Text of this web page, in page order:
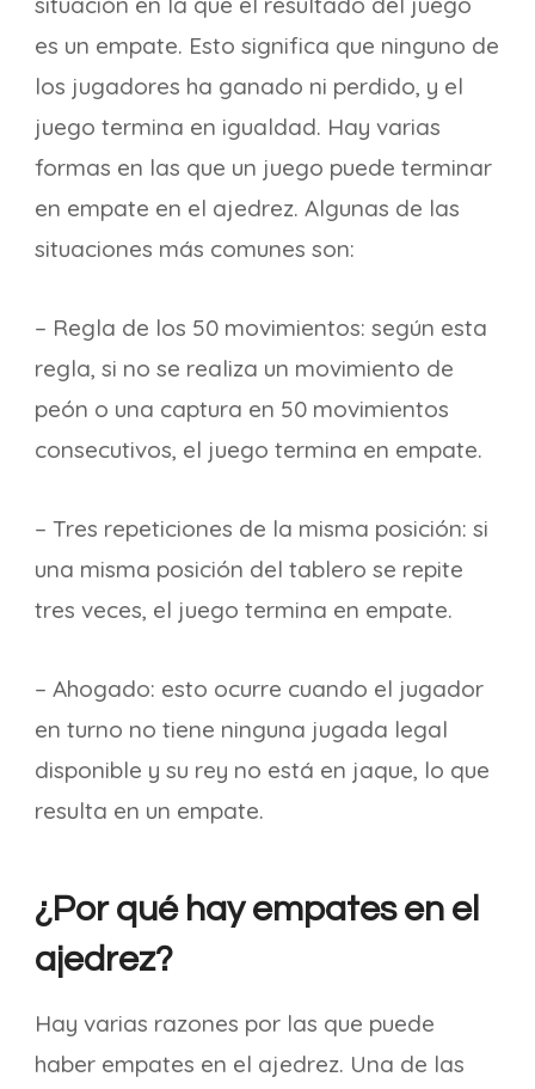
es un empate. Esto significa que ninguno de
los jugadores ha ganado ni perdido, y el
juego termina en igualdad. Hay varias
formas en las que un juego puede terminar
en empate en el ajedrez. Algunas de las
situaciones más comunes son:
– Regla de los 50 movimientos: según esta
regla, si no se realiza un movimiento de
peón o una captura en 50 movimientos
consecutivos, el juego termina en empate.
– Tres repeticiones de la misma posición: si
una misma posición del tablero se repite
tres veces, el juego termina en empate.
– Ahogado: esto ocurre cuando el jugador
en turno no tiene ninguna jugada legal
disponible y su rey no está en jaque, lo que
resulta en un empate.
¿Por qué hay empates en el
ajedrez?
Hay varias razones por las que puede
haber empates en el ajedrez. Una de las